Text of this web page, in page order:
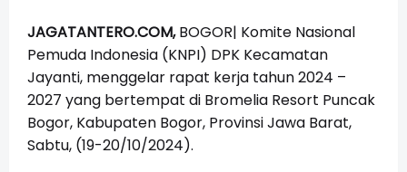
JAGATANTERO.COM,BOGOR| Komite Nasional
Pemuda Indonesia (KNPI) DPK Kecamatan
Jayanti, menggelar rapat kerja tahun 2024 –
2027 yang bertempat di Bromelia Resort Puncak
Bogor, Kabupaten Bogor, Provinsi Jawa Barat,
Sabtu, (19-20/10/2024).